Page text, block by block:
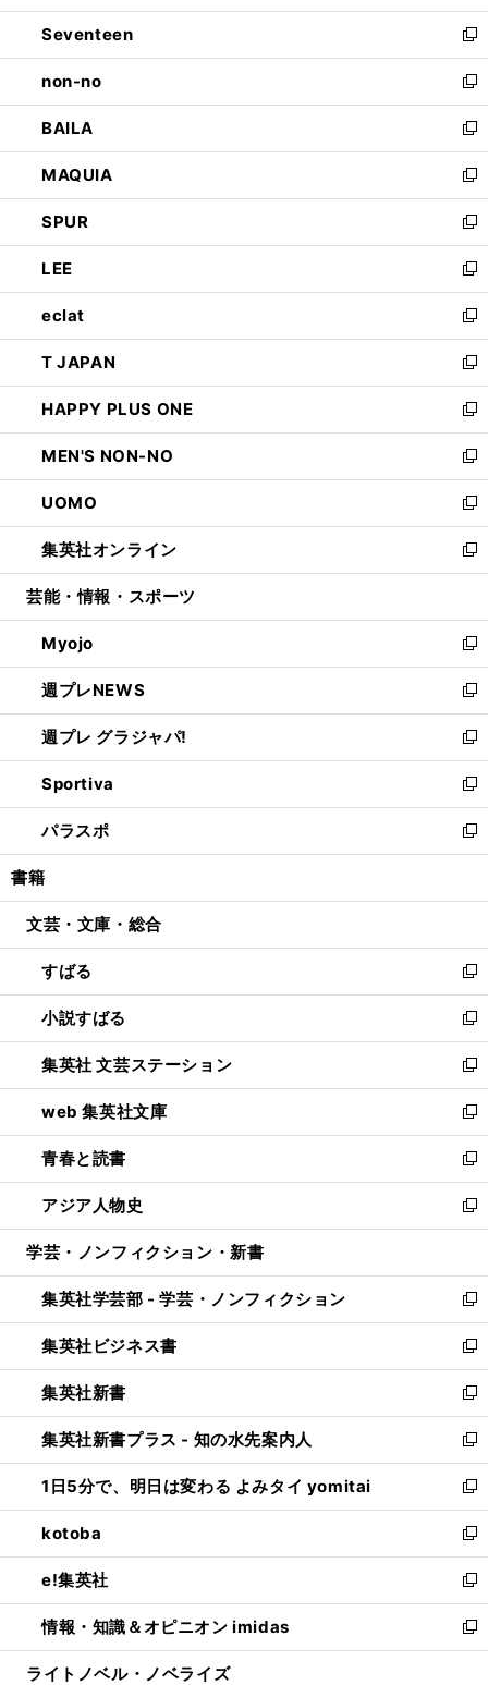
開
く
ウ
で
開
く
ン
ド
ウ
で
開
く
Seventeen
新
し
い
ウ
ィ
ン
ド
ウ
で
開
く
non-no
新
し
い
ウ
ィ
ン
ド
ウ
で
開
く
BAILA
新
し
い
ウ
ィ
ン
ド
ウ
で
開
く
MAQUIA
新
し
い
ウ
ィ
ン
ド
ウ
で
開
く
SPUR
新
し
い
ウ
ィ
ン
ド
ウ
で
開
く
LEE
新
し
い
ウ
ィ
ン
ド
ウ
で
開
く
eclat
新
し
い
ウ
ィ
ン
ド
ウ
で
開
く
T JAPAN
新
し
い
ウ
ィ
ン
ド
ウ
で
開
HAPPY PLUS ONE
新
し
い
ウ
ィ
ン
ド
ウ
開
く
MEN'S NON-NO
新
し
い
ウ
ィ
ン
ウ
で
開
く
UOMO
新
し
い
ウ
ン
ド
ウ
で
開
く
集英社オンライン
新
し
ウ
ィ
ン
ド
ウ
で
開
く
芸能・情報・スポーツ
Myojo
新
し
い
ウ
ィ
ン
ド
ウ
で
開
週プレNEWS
新
し
い
ウ
ィ
ン
ド
ウ
開
週プレ グラジャパ!
新
し
い
ウ
ィ
ン
ウ
開
く
Sportiva
新
し
い
ウ
ン
ウ
で
開
く
パラスポ
新
し
ウ
ン
ド
ウ
で
開
く
書籍
文芸・文庫・総合
すばる
新
し
い
ウ
ィ
ン
ド
ウ
で
開
く
小説すばる
新
し
い
ウ
ィ
ン
ド
ウ
で
開
集英社 文芸ステーション
新
し
い
ウ
ィ
ン
ド
ウ
開
く
web 集英社文庫
新
し
い
ウ
ィ
ン
ウ
で
開
く
青春と読書
新
し
い
ウ
ン
ド
ウ
で
開
く
アジア人物史
新
し
ウ
ィ
ン
ド
ウ
で
開
く
学芸・ノンフィクション・新書
集英社学芸部 - 学芸・ノンフィクション
新
し
い
ウ
ィ
ン
ド
ウ
で
開
く
集英社ビジネス書
新
し
い
ウ
ィ
ン
ド
ウ
で
開
く
集英社新書
新
し
い
ウ
ィ
ン
ド
ウ
で
開
く
集英社新書プラス - 知の水先案内人
新
し
い
ウ
ィ
ン
ド
ウ
で
開
1日5分で、明日は変わる よみタイ yomitai
新
し
い
ウ
ィ
ン
ド
ウ
kotoba
新
し
い
ウ
ィ
ン
e!集英社
新
し
い
ウ
情報・知識＆オピニオン imidas
新
し
ライトノベル・ノベライズ